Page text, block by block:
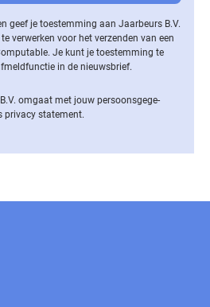
geef je toestemming aan Jaarbeurs B.V.
verwerken voor het verzenden van een
Je kunt je toestemming te
in de nieuwsbrief.
omgaat met jouw per­soons­ge­ge­
privacy statement.